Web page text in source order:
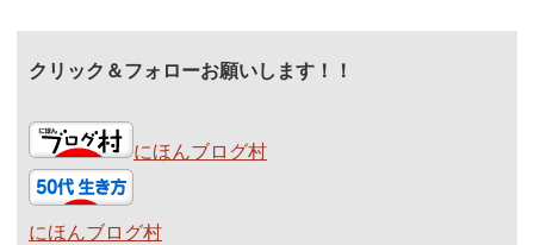
クリック＆フォローお願いします！！
にほんブログ村
にほんブログ村